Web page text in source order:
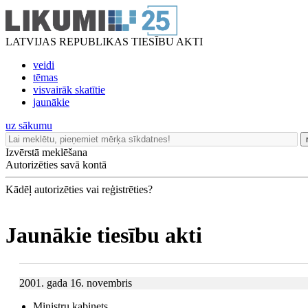
LATVIJAS REPUBLIKAS TIESĪBU AKTI
veidi
tēmas
visvairāk skatītie
jaunākie
uz sākumu
Izvērstā meklēšana
Autorizēties savā kontā
Kādēļ autorizēties vai reģistrēties?
Jaunākie tiesību akti
2001. gada 16. novembris